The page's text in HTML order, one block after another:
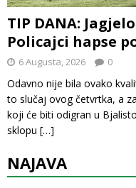
TIP DANA:
Policajci hapse
6 Augusta, 2026 0
Odavno nije bila ovako
to slučaj ovog četvrtka, a
koji će biti odigran u
sklopu […]
NAJAVA